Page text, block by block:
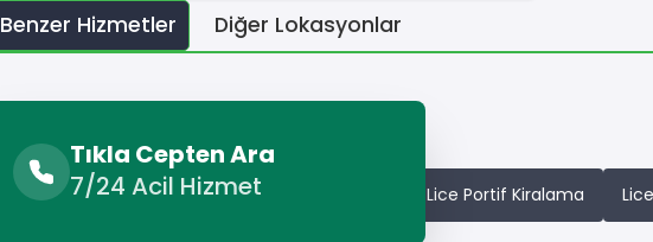
Tıkla Cepten Ara
7/24 Acil Hizmet
Benzer Hizmetler Diğer Lokasyonlar
Lice Kepçe Kiralama Lice Kiralık İş Makineleri Lice Portif Kiralama